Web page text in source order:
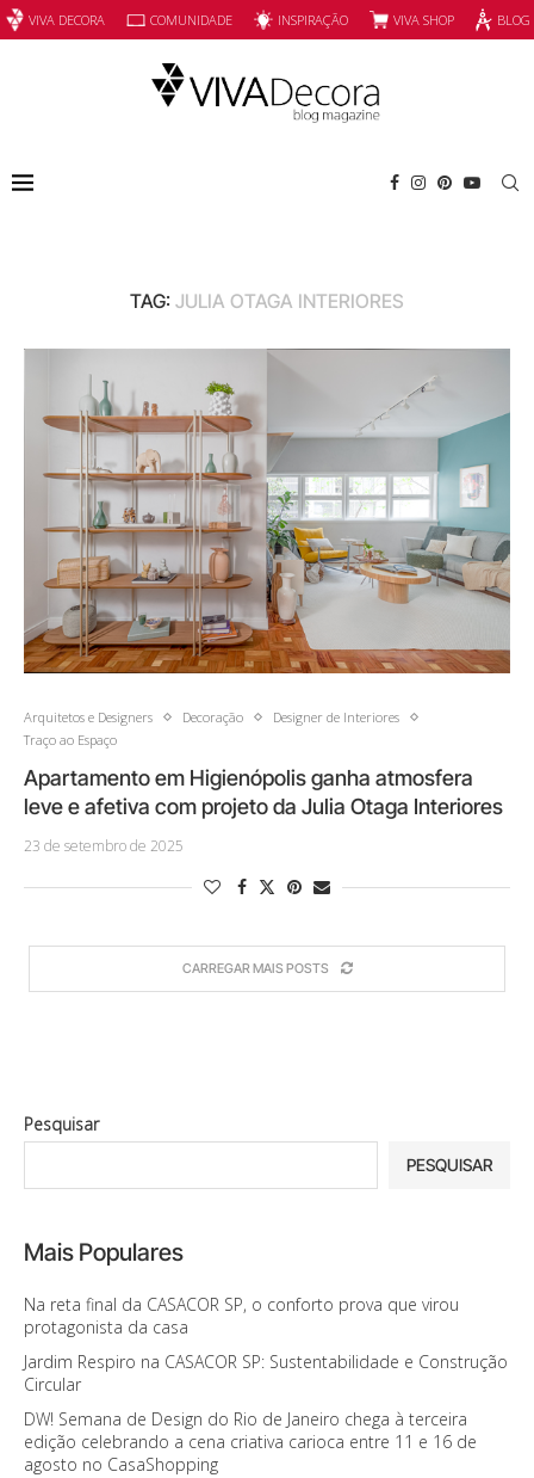
VIVA DECORA COMUNIDADE INSPIRAÇÃO VIVA SHOP
TAG: JULIA OTAGA INTERIORES
Arquitetos e Designers Decoração
Designer de Interiores
Traço ao Espaço
Apartamento em Higienópolis ganha atmosfera
leve e afetiva com projeto da Julia Otaga Interiores
23 de setembro de 2025
CARREGAR MAIS POSTS
Pesquisar
PESQUISAR
Mais Populares
Na reta final da CASACOR SP, o conforto prova que virou
protagonista da casa
Jardim Respiro na CASACOR SP: Sustentabilidade e Construção
Circular
DW! Semana de Design do Rio de Janeiro chega à terceira
edição celebrando a cena criativa carioca entre 11 e 16 de
agosto no CasaShopping